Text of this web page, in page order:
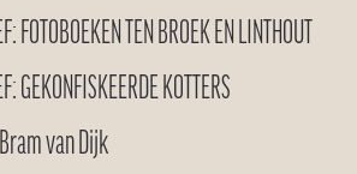
FOTOBOEKEN TEN BROEK EN LINTHOUT
GEKONFISKEERDE KOTTERS
van Dijk